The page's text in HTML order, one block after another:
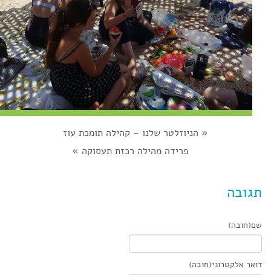
« הניוזלטר שלנו – קהילה תומכת עוז
פרידה מהילה רכזת תעסוקה»
תגובה
שם(חובה)
דואר אלקטרוני(חובה)